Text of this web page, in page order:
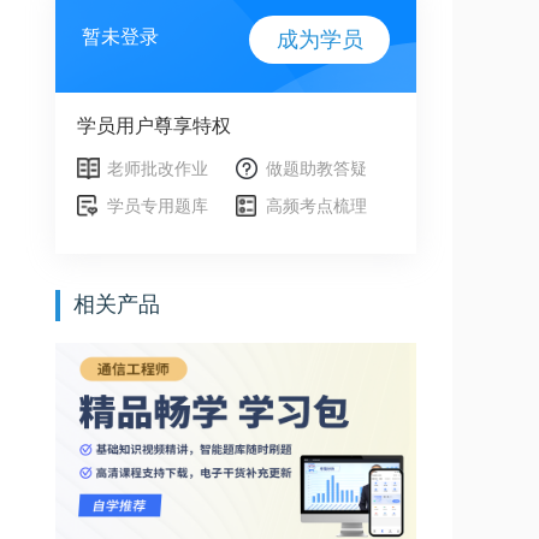
暂未登录 成为学员
学员用户尊享特权
老师批改作业
做题助教答疑
学员专用题库
高频考点梳理
相关产品